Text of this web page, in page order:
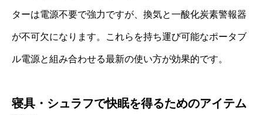
ターは電源不要で強力ですが、換気と一酸化炭素警報器
が不可欠になります。これらを持ち運び可能なポータブ
ル電源と組み合わせる最新の使い方が効果的です。
寝具・シュラフで快眠を得るためのアイテム